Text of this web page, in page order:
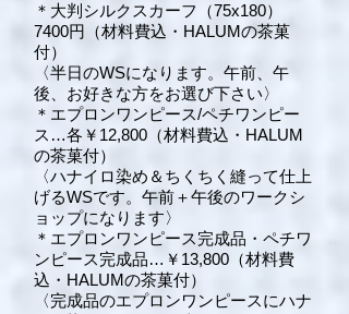
＊大判シルクスカーフ（75x180）
7400円 （材料費込・HALUMの茶菓
付）
〈半日のWSになります。午前、午
後、お好きな方をお選び下さい〉
＊エプロンワンピース/ペチワンピー
ス…各￥12,800 （材料費込・HALUM
の茶菓付）
〈ハナイロ染め＆ち くちく縫って仕上
げるWSです。午前＋午後のワークシ
ョップになります〉
＊エプロンワンピース完成品・ペチワ
ンピース完成品…￥13,800 （材料費
込・HALUMの茶菓付）
〈完成品のエプロンワンピースにハナ